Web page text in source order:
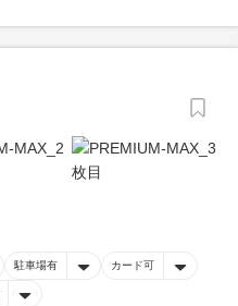
駐車場有 カード可